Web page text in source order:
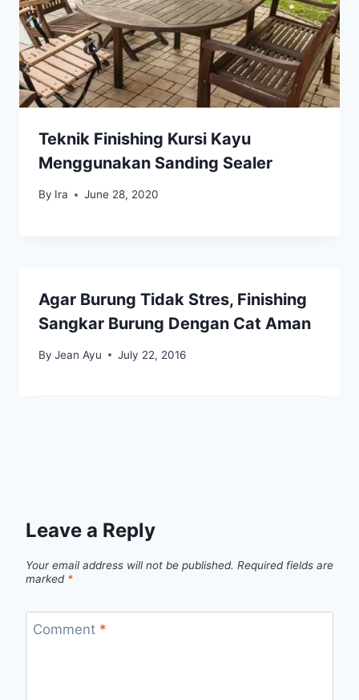
Teknik Finishing Kursi Kayu
Menggunakan Sanding Sealer
By Ira June 28, 2020
Agar Burung Tidak Stres, Finishing
Sangkar Burung Dengan Cat Aman
By Jean Ayu July 22, 2016
Leave a Reply
Your email address will not be published. Required fields are
marked *
Comment *